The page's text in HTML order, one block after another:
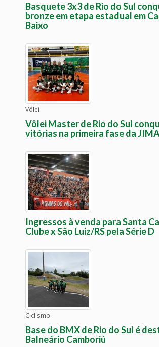
Basquete 3x3 de Rio do Sul
bronze em etapa estadual em
Baixo
Vôlei
Vôlei Master de Rio do Sul
vitórias na primeira fase da
Ingressos à venda para Santa
Clube x São Luiz/RS pela Série D
Ciclismo
Base do BMX de Rio do Sul é
Balneário Camboriú